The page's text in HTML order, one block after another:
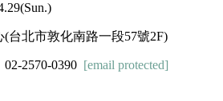
台北市敦化南路一段57號2F)
2570-0390 [email protected]